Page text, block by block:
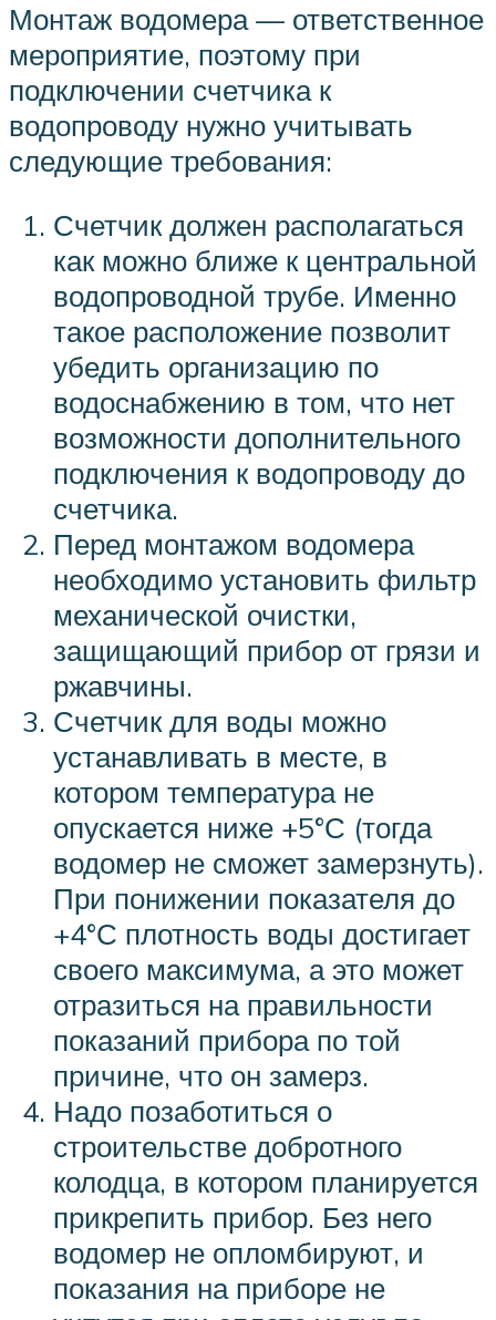
Монтаж водомера — ответственное
мероприятие, поэтому при
подключении счетчика к
водопроводу нужно учитывать
следующие требования:
Счетчик должен располагаться
как можно ближе к центральной
водопроводной трубе. Именно
такое расположение позволит
убедить организацию по
водоснабжению в том, что нет
возможности дополнительного
подключения к водопроводу до
счетчика.
Перед монтажом водомера
необходимо установить фильтр
механической очистки,
защищающий прибор от грязи и
ржавчины.
Счетчик для воды можно
устанавливать в месте, в
котором температура не
опускается ниже +5°С (тогда
водомер не сможет замерзнуть).
При понижении показателя до
+4°С плотность воды достигает
своего максимума, а это может
отразиться на правильности
показаний прибора по той
причине, что он замерз.
Надо позаботиться о
строительстве добротного
колодца, в котором планируется
прикрепить прибор. Без него
водомер не опломбируют, и
показания на приборе не